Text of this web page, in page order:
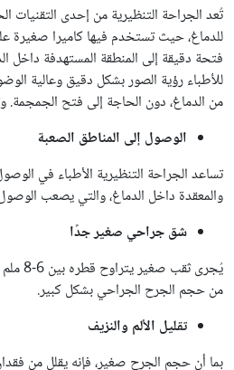
تُعد الجراحة التنظيرية من إحدى التقنيات
للدماغ، حيث تستخدم فيها كاميرا صغيرة
فتحة دقيقة إلى المنطقة المستهدفة داخل
للأطباء رؤية الصور بشكل دقيق وعالية
من الدماغ، دون الحاجة إلى فتح الجمجمة.
الوصول إلى المناطق الصعبة
تساعد الجراحة التنظيرية الأطباء في
والمعقدة داخل الدماغ، والتي يصعب الوصول
شقجراحي صغيرجدًا
يُجرى
من حجم الجرح الجراحي بشكل كبير.
تقليل الألم والنزيف
بما أن حجم الجرح صغير، فإنه يقلل من فقدان